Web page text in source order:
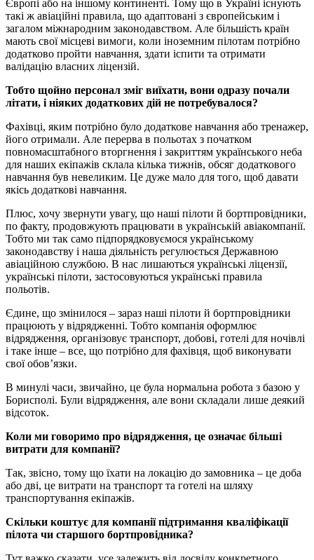
Європі або на іншому континенті. Тому що в Україні існують
такі ж авіаційні правила, що адаптовані з європейським і
загалом міжнародним законодавством. Але більшість країн
мають свої місцеві вимоги, коли іноземним пілотам потрібно
додатково пройти навчання, здати іспити та отримати
валідацію власних ліцензій.
Тобто щойно персонал зміг виїхати, вони одразу почали
літати, і ніяких додаткових дій не потребувалося?
Фахівці, яким потрібно було додаткове навчання або тренажер,
його отримали. Але перерва в польотах з початком
повномасштабного вторгнення і закриттям українського неба
для наших екіпажів склала кілька тижнів, обсяг додаткового
навчання був невеликим. Це дуже мало для того, щоб давати
якісь додаткові навчання.
Плюс, хочу звернути увагу, що наші пілоти й бортпровідники,
по факту, продовжують працювати в українській авіакомпанії.
Тобто ми так само підпорядковуємося українському
законодавству і наша діяльність регулюється Державною
авіаційною службою. В нас лишаються українські ліцензії,
українські пілоти, застосовуються українські правила
польотів.
Єдине, що змінилося – зараз наші пілоти й бортпровідники
працюють у відрядженні. Тобто компанія оформлює
відрядження, організовує транспорт, добові, готелі для ночівлі
і таке інше – все, що потрібно для фахівця, щоб виконувати
свої обов’язки.
В минулі часи, звичайно, це була нормальна робота з базою у
Борисполі. Були відрядження, але вони складали лише деякий
відсоток.
Коли ми говоримо про відрядження, це означає більші
витрати для компанії?
Так, звісно, тому що їхати на локацію до замовника – це доба
або дві, це витрати на транспорт та готелі на шляху
транспортування екіпажів.
Скільки коштує для компанії підтримання кваліфікації
пілота чи старшого бортпровідника?